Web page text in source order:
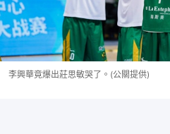
李興華竟爆出莊思敏哭了。(公關提供)